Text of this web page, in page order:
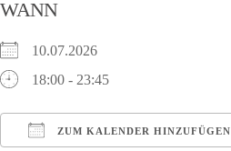
WANN
10.07.2026
18:00 - 23:45
ZUM KALENDER HINZUFÜGEN